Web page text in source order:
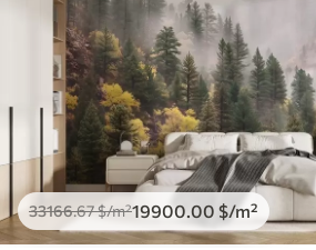
33166.67$/m²19900.00 $/m²